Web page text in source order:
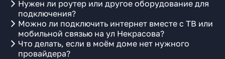
Нужен ли роутер или другое оборудование для
подключения?
Можно ли подключить интернет вместе с ТВ или
мобильной связью на ул Некрасова?
Что делать, если в моём доме нет нужного
провайдера?